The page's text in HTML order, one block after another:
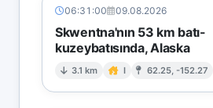
06:31:00 09.08.2026
Skwentna'nın 53 km batı-
kuzeybatısında, Alaska
3.1 km I 62.25, -152.27